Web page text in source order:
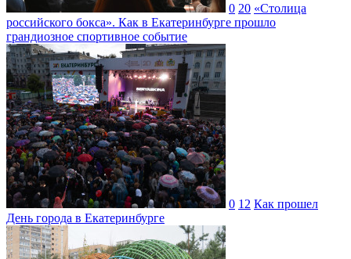
0 20 «Столица
российского бокса». Как в Екатеринбурге прошло
грандиозное спортивное событие
0 12 Как прошел
День города в Екатеринбурге